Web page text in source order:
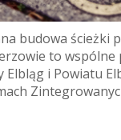
budowa ścieżki
to wspólne
Elbląg i Powiatu